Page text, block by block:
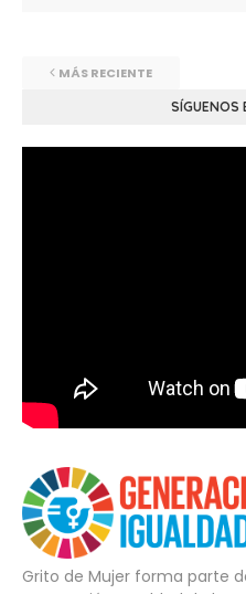
MÁS RECIENTE
SÍGUENOS
Grito de Mujer forma parte